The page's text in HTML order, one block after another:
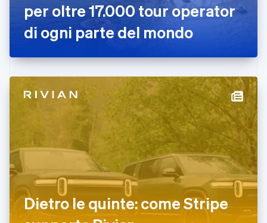
per oltre 17.000 tour operator
di ogni parte del mondo
Dietro le quinte: come Stripe
Finlandia
Svenska
Francia
Germania
Giappone
日本語 English
Gibilterra
Irlanda
English
Italia
Italiano English